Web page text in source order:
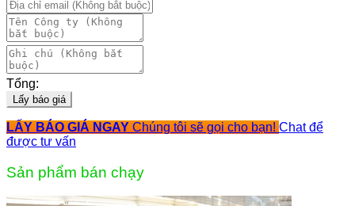
Tổng:
Lấy báo giá
LẤY BÁO GIÁ NGAY Chúng tôi sẽ gọi cho bạn! Chat để
được tư vấn
Sản phẩm bán chạy